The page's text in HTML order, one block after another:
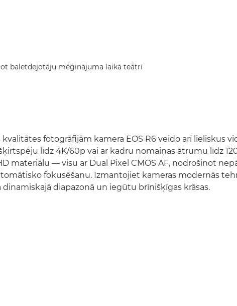
baletdejotāju mēģinājuma laikā teātrī
kvalitātes fotogrāfijām kamera EOS R6 veido arī lieliskus
līdz 4K/60p vai ar kadru nomaiņas ātrumu līdz
materiālu — visu ar Dual Pixel CMOS AF, nodrošinot
fokusēšanu. Izmantojiet kameras modernās
diapazonā un iegūtu brīnišķīgas krāsas.